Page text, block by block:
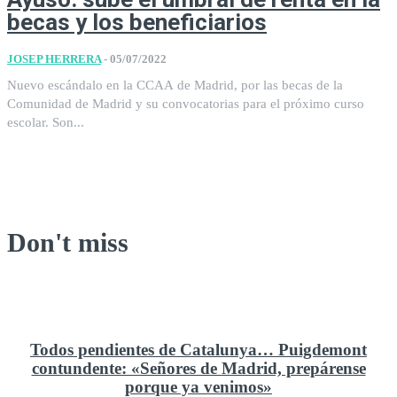
becas y los beneficiarios
JOSEP HERRERA - 05/07/2022
Nuevo escándalo en la CCAA de Madrid, por las becas de la
Comunidad de Madrid y su convocatorias para el próximo curso
escolar. Son...
Don't miss
Todos pendientes de Catalunya… Puigdemont
contundente: «Señores de Madrid, prepárense
porque ya venimos»